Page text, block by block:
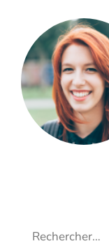
Rechercher :